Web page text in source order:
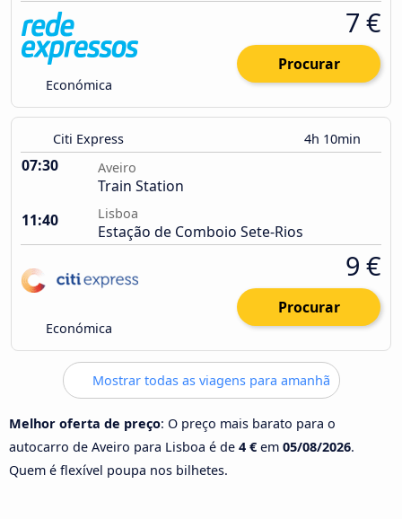
Económica
7 €
Procurar
Citi Express 4h 10min
07:30 Aveiro
Train Station
11:40
Lisboa
Estação de Comboio Sete-Rios
Económica
9 €
Procurar
Mostrar todas as viagens para amanhã
Melhor oferta de preço: O preço mais barato para o
autocarro de Aveiro para Lisboa é de 4 € em 05/08/2026.
Quem é flexível poupa nos bilhetes.